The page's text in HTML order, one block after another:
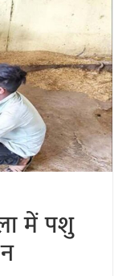
में पशु